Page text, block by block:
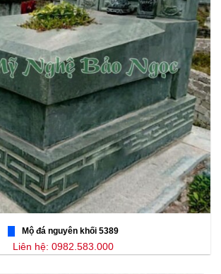
Mộ đá nguyên khối 5389
Liên hệ: 0982.583.000